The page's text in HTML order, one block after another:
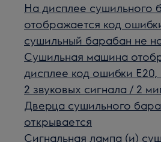
На дисплее сушильного
отображается код
сушильный барабан не
Сушильная машина
дисплее код ошибки
2 звуковых сигнала / 2
Дверца сушильного
открывается
Сигнальная лампа (и)